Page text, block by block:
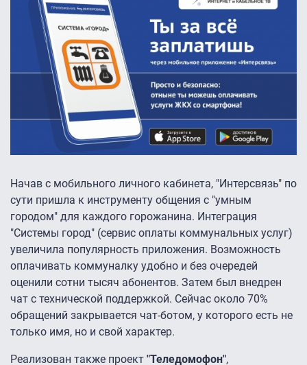
Начав с мобильного личного кабинета, "Интерсвязь" по
сути пришла к инструменту общения с "умным
городом" для каждого горожанина. Интеграция
"Системы город" (сервис оплаты коммунальных услуг)
увеличила популярность приложения. Возможность
оплачивать коммуналку удобно и без очередей
оценили сотни тысяч абонентов. Затем был внедрен
чат с технической поддержкой. Сейчас около 70%
обращений закрывается чат-ботом, у которого есть не
только имя, но и свой характер.
Реализован также проект "Теледомофон",